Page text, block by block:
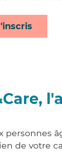
personnes
de votre